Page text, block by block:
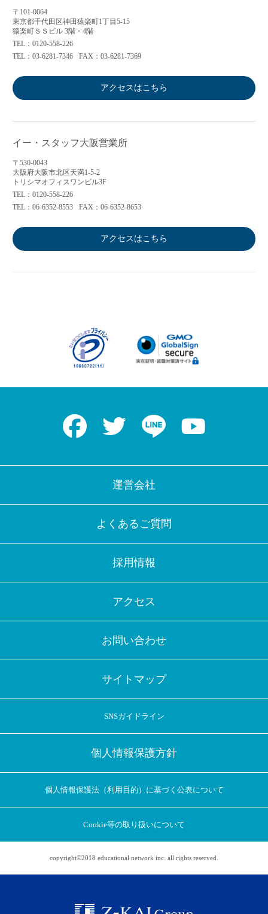
アプリに切り替えてみませんか
アプリ限定のコラムを配信中！
〒101-0064
東京都千代田区神田猿楽町1丁目5-15
猿楽町ＳＳビル 3階・4階
TEL：0120-558-226
TEL：03-6281-7346
FAX：03-6281-7369
アクセスはこちら
イー・スタッフ大阪営業所
〒530-0043
大阪府大阪市北区天満1-5-2
トリシマオフィスワンビル3F
TEL：0120-558-226
TEL：06-6352-8553
FAX：06-6352-8653
アクセスはこちら
Facebook Twitter LINE
運営会社
よくあるご質問
採用情報
アクセス
お問い合わせ
サイトマップ
SNSガイドライン
個人情報保護方針
個人情報保護法（利用目的）に基づく公表について
Cookie等の取り扱いについて
copyright©2018 educational network inc. all rights reserved.